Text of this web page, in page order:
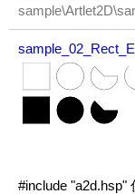
#include "a2d.hsp"